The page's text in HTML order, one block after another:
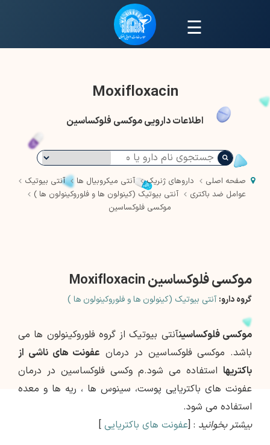
☰
Moxifloxacin
اطلاعات دارویی موکسی فلوکساسین
صفحه اصلی داروهای ژنریک آنتی میکروبیال ها
آنتی بیوتیک
عوامل ضد باکتری
آنتی بیوتیک (کینولون ها و فلوروکینولون ها )
موکسی فلوکساسین
موکسی فلوکساسین Moxifloxacin
گروه دارو: آنتی بیوتیک (کینولون ها و فلوروکینولون ها )
موکسی فلوکساسینآنتی بیوتیک از گروه فلوروکینولون ها می
باشد. موکسی فلوکساسین در درمان عفونت های ناشی از
باکتریها استفاده می شود.م وکسی فلوکساسین در درمان
عفونت های باکتریایی پوست، سینوس ها ، ریه ها و معده
استفاده می شود.
بیشتر بخوانید : [عفونت های باکتریایی ]